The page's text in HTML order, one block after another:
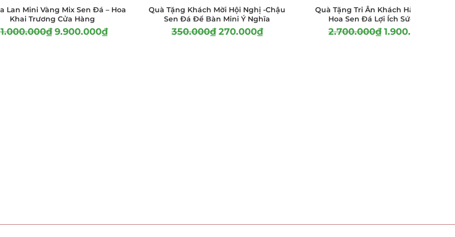
Lan Mini Vàng Mix Sen Đá – Hoa
Khai Trương Cửa Hàng
₫ 9.900.000₫
Quà Tặng Khách Mời Hội Nghị -Chậu
Sen Đá Để Bàn Mini Ý Nghĩa
350.000₫ 270.000₫
Quà Tặng Tri Ân Khách Hàng –Lãng
Hoa Sen Đá Lợi Ích Sức Khỏe
2.700.000₫ 1.900.000